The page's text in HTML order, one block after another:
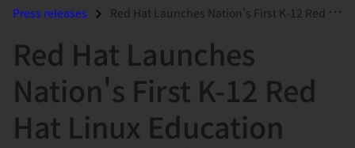
のPress releases Red Hat Launches Nation's First K-12 Red Hat Linux Education Prog...
Red Hat Launches
Nation's First K-12 Red
Hat Linux Education